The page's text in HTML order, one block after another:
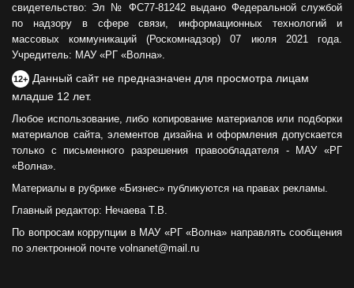
свидетельство: Эл № ФС77-81242 выдано Федеральной службой
по надзору в сфере связи, информационных технологий и
массовых коммуникаций (Роскомнадзор) 07 июля 2021 года.
Учредитель: МАУ «РГ «Волна».
12+ Данный сайт не предназначен для просмотра лицам
младше 12 лет.
Любое использование, либо копирование материалов или подборки
материалов сайта, элементов дизайна и оформления допускается
только с письменного разрешения правообладателя - МАУ «РГ
«Волна».
Материалы в рубрике «Бизнес» публикуются на правах рекламы.
Главный редактор: Нечаева Т.В.
По вопросам коррупции в МАУ «РГ «Волна» направлять сообщения
по электронной почте volnanet@mail.ru